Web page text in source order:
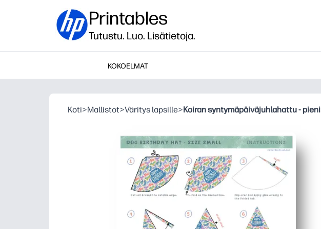
Printables
Tutustu. Luo. Lisätietoja.
KOKOELMAT
Koti>Mallistot>Väritys lapsille>Koiran syntymäpäiväjuhlahattu - pieni